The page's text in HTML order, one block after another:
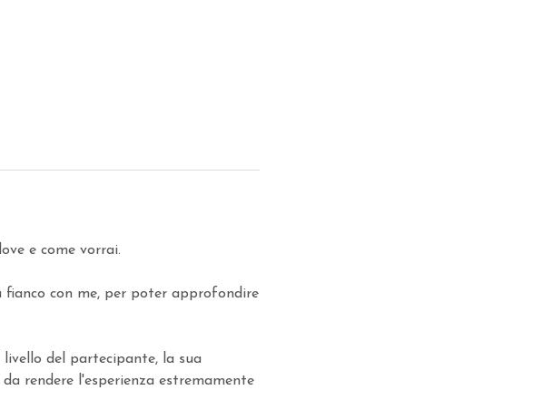
e come vorrai.
fianco con me, per poter approfondire
del partecipante, la sua
rendere l'esperienza estremamente